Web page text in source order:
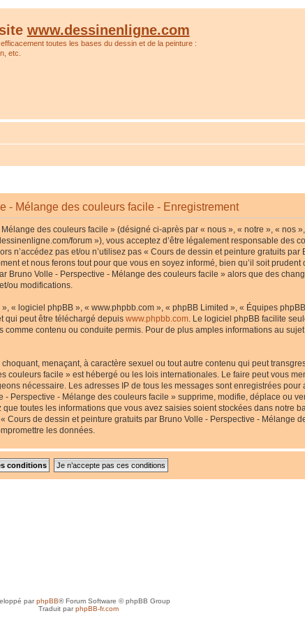
www.dessinenligne.com
toutes les bases du dessin et de la peinture :
etc.
- Mélange des couleurs facile - Enregistrement
des couleurs facile » (désigné ci-après par « nous », « notre », « nos
forum »), vous acceptez d’être légalement responsable des
n’accédez pas et/ou n’utilisez pas « Cours de dessin et peinture gratuits par
et nous ferons tout pour que vous en soyez informé, bien qu’il soit
Bruno Volle - Perspective - Mélange des couleurs facile » alors que des
ou modifications.
« logiciel phpBB », « www.phpbb.com », « phpBB Limited », « Équipes
qui peut être téléchargé depuis www.phpbb.com . Le logiciel phpBB facilite
contenu ou conduite permis. Pour de plus amples informations au
menaçant, à caractère sexuel ou tout autre contenu qui peut
facile » est hébergé ou les lois internationales. Le faire peut vous
nécessaire. Les adresses IP de tous les messages sont enregistrées
Perspective - Mélange des couleurs facile » supprime, modifie, déplace ou
toutes les informations que vous avez saisies soient stockées dans notre
de dessin et peinture gratuits par Bruno Volle - Perspective - Mélange
les données.
parphpBB® Forum Software © phpBB Group
Traduit parphpBB-fr.com